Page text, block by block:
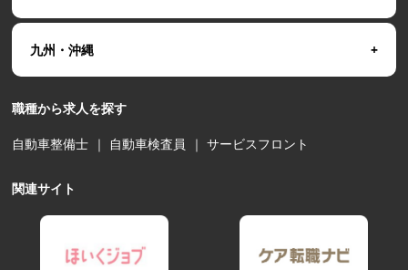
九州・沖縄
職種から求人を探す
自動車整備士 ｜ 自動車検査員 ｜サービスフロント
関連サイト